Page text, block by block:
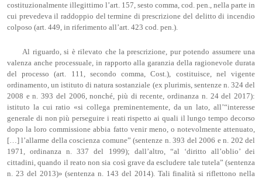
costituzionalmente illegittimo l’art. 157, sesto comma, cod. pen., nella parte in
cui prevedeva il raddoppio del termine di prescrizione del delitto di incendio
colposo (art. 449, in riferimento all’art. 423 cod. pen.).
Al riguardo, si è rilevato che la prescrizione, pur potendo assumere una
valenza anche processuale, in rapporto alla garanzia della ragionevole durata
del processo (art. 111, secondo comma, Cost.), costituisce, nel vigente
ordinamento, un istituto di natura sostanziale (ex plurimis, sentenze n. 324 del
2008 e n. 393 del 2006, nonché, più di recente, ordinanza n. 24 del 2017):
istituto la cui ratio «si collega preminentemente, da un lato, all’“interesse
generale di non più perseguire i reati rispetto ai quali il lungo tempo decorso
dopo la loro commissione abbia fatto venir meno, o notevolmente attenuato,
[…] l’allarme della coscienza comune” (sentenze n. 393 del 2006 e n. 202 del
1971, ordinanza n. 337 del 1999); dall’altro, “al ‘diritto all’oblio’ dei
cittadini, quando il reato non sia così grave da escludere tale tutela” (sentenza
n. 23 del 2013)» (sentenza n. 143 del 2014). Tali finalità si riflettono nella